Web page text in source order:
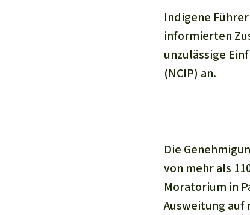
Indigene
informierten
unzulässige
(NCIP) an.
Die
von mehr als
Moratorium in
Ausweitung